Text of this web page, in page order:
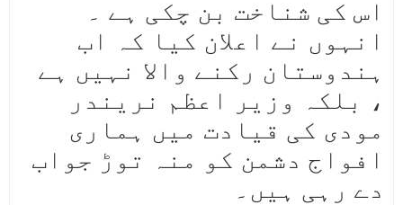
اس کی شناخت بن چکی ہے ۔
انہوں نے اعلان کیا کہ اب
ہندوستان رکنے والا نہیں ہے
، بلکہ وزیر اعظم نریندر
مودی کی قیادت میں ہماری
افواج دشمن کو منہ توڑ جواب
دے رہی ہیں۔